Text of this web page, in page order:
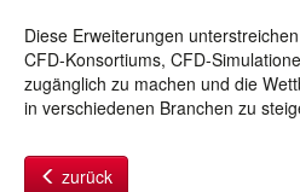
Diese Erweiterungen
CFD-Konsortiums, CFD-
zugänglich zu machen und die
in verschiedenen Branchen zu
zurück